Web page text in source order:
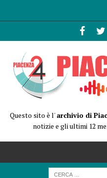
Questo sito è l'archivio di
notizie e gli ultimi 12